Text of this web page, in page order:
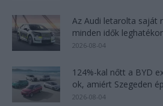
Az Audi letarolta saját
minden idők
2026-08-04
124%-kal nőtt a BYD
ok, amiért Szegeden
2026-08-04